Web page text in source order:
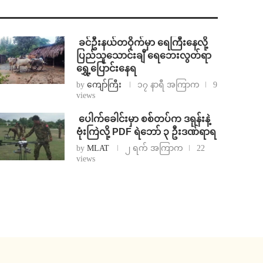
⁩ ⁨ခင်ဦးနယ်တဝိုက်မှာ ရေကြီးနေလို့
ပြည်သူသောင်းချီ ရေဘေးလွတ်ရာ
ရွှေ့ပြောင်းနေရ
byကျော်ကြီး ၁၇ နာရီ အကြာက
9
views
⁩ ⁨ပေါက်ခေါင်းမှာ စစ်တပ်က ဒရုန်းနဲ့
ဗုံးကြဲလို့ PDF ရဲဘော် ၃ ဦးဒဏ်ရာရ
byMLAT ၂ ရက် အကြာက
22
views